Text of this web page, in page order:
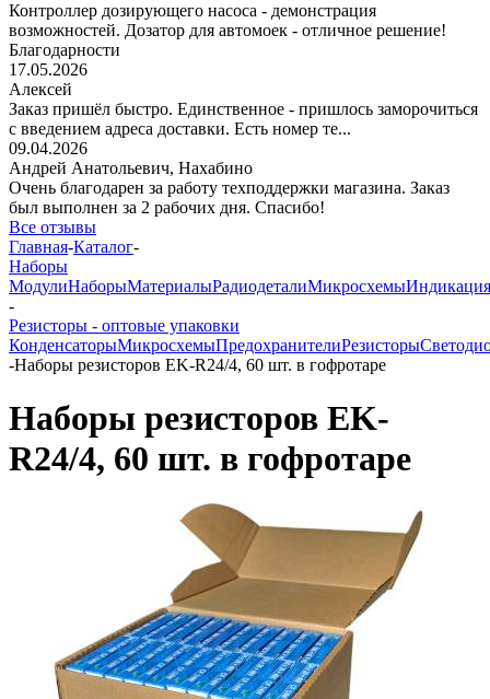
Контроллер дозирующего насоса - демонстрация
возможностей. Дозатор для автомоек - отличное решение!
Благодарности
17.05.2026
Алексей
Заказ пришёл быстро. Единственное - пришлось заморочиться
с введением адреса доставки. Есть номер те...
09.04.2026
Андрей Анатольевич, Нахабино
Очень благодарен за работу техподдержки магазина. Заказ
был выполнен за 2 рабочих дня. Спасибо!
Все отзывы
Главная-Каталог-
Наборы
МодулиНаборыМатериалыРадиодеталиМикросхемыИндикация
-
Резисторы - оптовые упаковки
КонденсаторыМикросхемыПредохранителиРезисторы
-Наборы резисторов EK-R24/4, 60 шт. в гофротаре
Наборы резисторов EK-
R24/4, 60 шт. в гофротаре